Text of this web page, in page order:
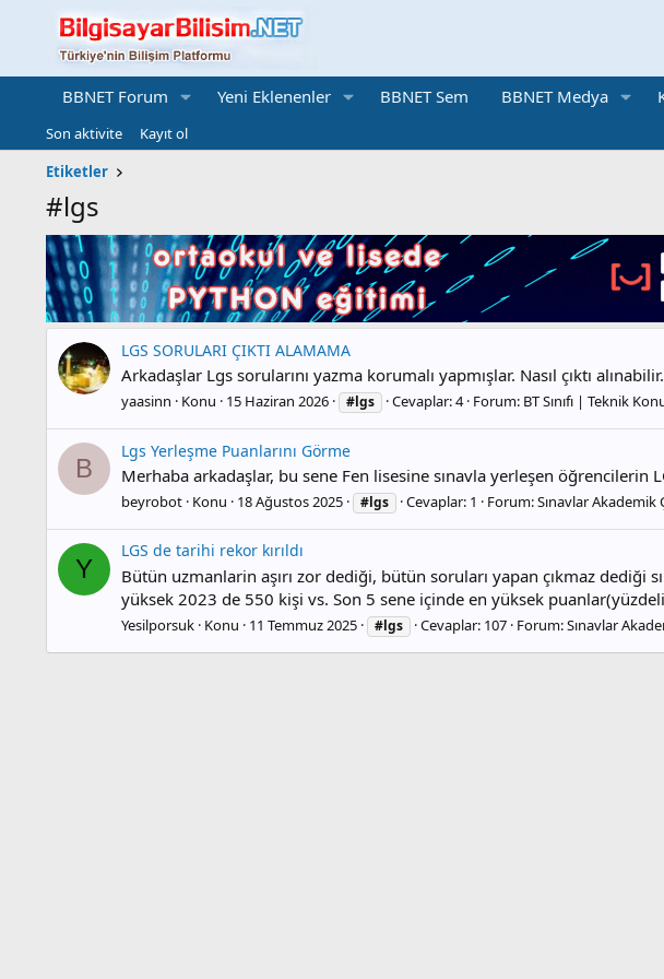
BBNET Forum Yeni Eklenenler BBNET Sem BBNET Medya
Son aktivite
Kayıt ol
Etiketler
#lgs
LGS SORULARI ÇIKTI ALAMAMA
Arkadaşlar Lgs sorularını yazma korumalı yapmışlar. Nasıl çıktı alınabilir.
yaasinn Konu 15 Haziran 2026 #lgs Cevaplar: 4 Forum: BT Sınıfı | Teknik
B
Lgs Yerleşme Puanlarını Görme
Merhaba arkadaşlar, bu sene Fen lisesine sınavla yerleşen
beyrobot Konu 18 Ağustos 2025 #lgs Cevaplar: 1 Forum:Sınavlar
Y
LGS de tarihi rekor kırıldı
Bütün uzmanlarin aşırı zor dediği, bütün soruları yapan çıkmaz
yüksek 2023 de 550 kişi vs. Son 5 sene içinde en yüksek
Yesilporsuk Konu 11 Temmuz 2025 #lgs Cevaplar: 107 Forum:Sınavlar